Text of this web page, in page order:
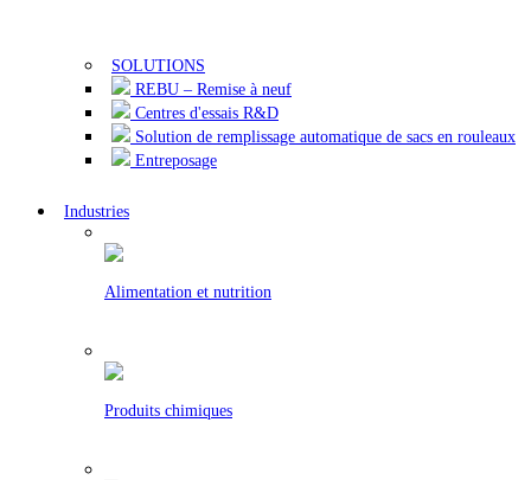
SOLUTIONS
REBU – Remise à neuf
Centres d'essais R&D
Solution de remplissage automatique de sacs en rouleaux
Entreposage
Industries
Alimentation et nutrition
Produits chimiques